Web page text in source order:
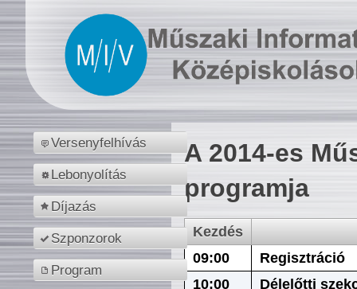
Versenyfelhívás
Lebonyolítás
Díjazás
Szponzorok
Program
A 2014-es
programja
Kezdés
09:00
Regisztráció
10:00
Délelőtti